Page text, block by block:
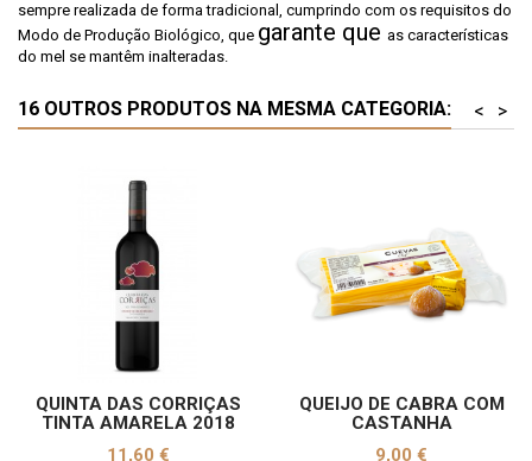
sempre realizada de forma tradicional, cumprindo com os requisitos do
Modo de Produção Biológico, que garante que as características
do mel se mantêm inalteradas.
16 OUTROS PRODUTOS NA MESMA CATEGORIA: >
<
QUINTA DAS CORRIÇAS
TINTA AMARELA 2018
Preço
11,60 €
QUEIJO DE CABRA COM
CASTANHA
Preço
9,00 €